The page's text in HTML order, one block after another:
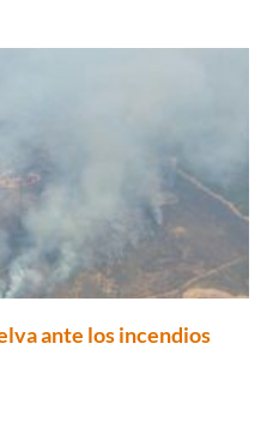
ante los incendios